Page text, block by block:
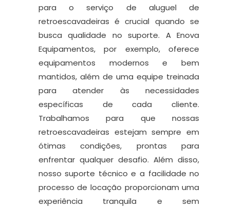
para o serviço de aluguel de
retroescavadeiras é crucial quando se
busca qualidade no suporte. A Enova
Equipamentos, por exemplo, oferece
equipamentos modernos e bem
mantidos, além de uma equipe treinada
para atender às necessidades
específicas de cada cliente.
Trabalhamos para que nossas
retroescavadeiras estejam sempre em
ótimas condições, prontas para
enfrentar qualquer desafio. Além disso,
nosso suporte técnico e a facilidade no
processo de locação proporcionam uma
experiência tranquila e sem